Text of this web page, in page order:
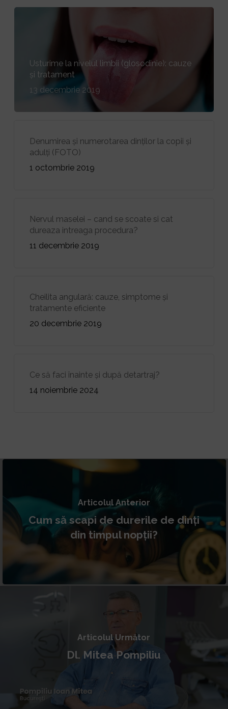
Usturime la nivelul limbii (glosodinie): cauze
și tratament
13 decembrie 2019
Denumirea și numerotarea dinților la copii și
adulți (FOTO)
1 octombrie 2019
Nervul maselei – cand se scoate si cat
dureaza intreaga procedura?
11 decembrie 2019
Cheilita angulară: cauze, simptome și
tratamente eficiente
20 decembrie 2019
Ce să faci înainte și după detartraj?
14 noiembrie 2024
Articolul Anterior
Cum să scapi de durerile de dinți
din timpul nopții?
Articolul Următor
Dl. Mitea Pompiliu